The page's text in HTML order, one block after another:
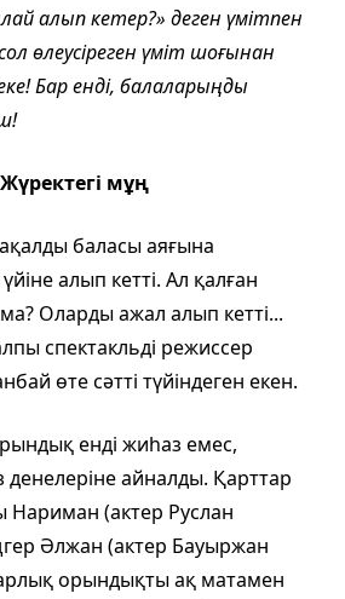
алып кетер?» деген үмітпен
сол өлеусіреген үміт шоғынан
Бар енді, балаларыңды
Жүректегі мұң
баласы аяғына
алып кетті. Ал қалған
Оларды ажал алып кетті...
спектакльді режиссер
өте сәтті түйіндеген екен.
енді жиһаз емес,
айналды. Қарттар
Нариман (актер Руслан
Әлжан (актер Бауыржан
орындықты ақ матамен